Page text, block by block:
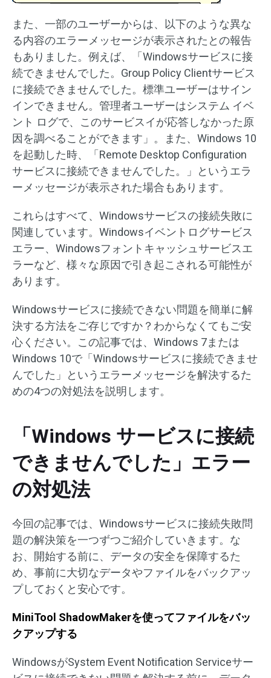
また、一部のユーザーからは、以下のような異な
る内容のエラーメッセージが表示されたとの報告
もありました。例えば、「Windowsサービスに接
続できませんでした。Group Policy Clientサービス
に接続できませんでした。標準ユーザーはサイン
インできません。管理者ユーザーはシステム イベ
ント ログで、このサービスイが応答しなかった原
因を調べることができます」。また、Windows 10
を起動した時、「Remote Desktop Configuration
サービスに接続できませんでした。」というエラ
ーメッセージが表示された場合もあります。
これらはすべて、Windowsサービスの接続失敗に
関連しています。Windowsイベントログサービス
エラー、Windowsフォントキャッシュサービスエ
ラーなど、様々な原因で引き起こされる可能性が
あります。
Windowsサービスに接続できない問題を簡単に解
決する方法をご存じですか？わからなくてもご安
心ください。この記事では、Windows 7または
Windows 10で「Windowsサービスに接続できませ
んでした」というエラーメッセージを解決するた
めの4つの対処法を説明します。
「Windows サービスに接続
できませんでした」エラー
の対処法
今回の記事では、Windowsサービスに接続失敗問
題の解決策を一つずつご紹介していきます。な
お、開始する前に、データの安全を保障するた
め、事前に大切なデータやファイルをバックアッ
プしておくと安心です。
MiniTool ShadowMakerを使ってファイルをバッ
クアップする
WindowsがSystem Event Notification Serviceサー